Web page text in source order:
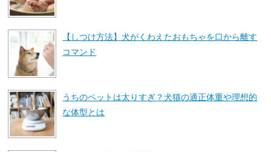
【しつけ方法】犬がくわえたおもちゃを口から離す
コマンド
うちのペットは太りすぎ？犬猫の適正体重や理想的
な体型とは